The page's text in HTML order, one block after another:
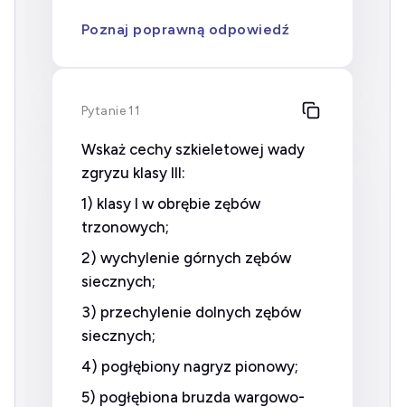
Poznaj poprawną odpowiedź
Pytanie 11
Wskaż cechy szkieletowej wady
zgryzu klasy III:
1) klasy I w obrębie zębów
trzonowych;
2) wychylenie górnych zębów
siecznych;
3) przechylenie dolnych zębów
siecznych;
4) pogłębiony nagryz pionowy;
5) pogłębiona bruzda wargowo-